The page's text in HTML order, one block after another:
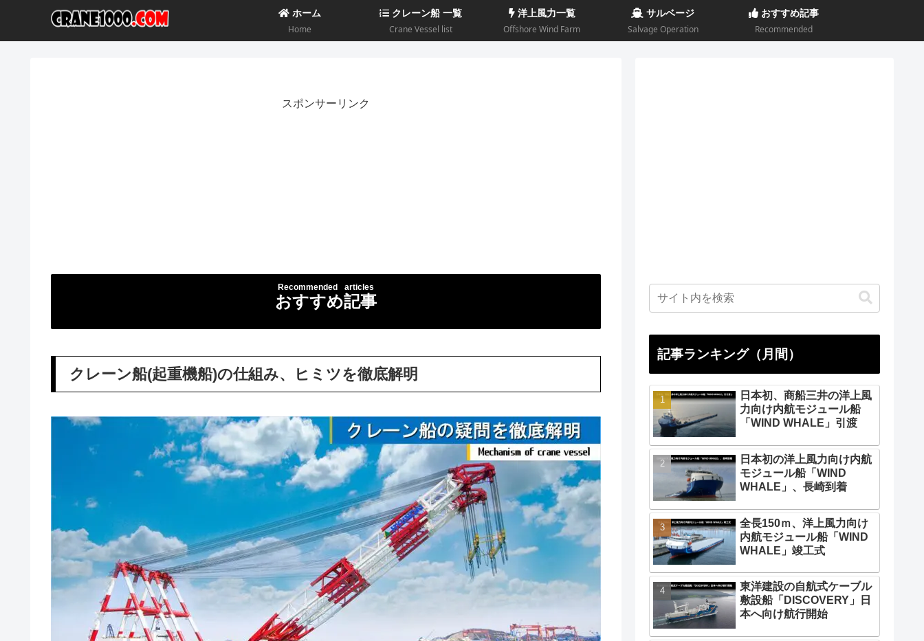
ホーム
Home
クレーン船 一覧
Crane Vessel list
洋上風力一覧
Offshore Wind Farm
サルベージ
Salvage Operation
おすすめ記事
Recommended
スポンサーリンク
おすすめ記事
Recommended articles
クレーン船(起重機船)の仕組み、ヒミツを徹底解明
記事ランキング（月間）
日本初、商船三井の洋上風
力向け内航モジュール船
「WIND WHALE」引渡
日本初の洋上風力向け内航
モジュール船「WIND
WHALE」、長崎到着
全長150ｍ、洋上風力向け
内航モジュール船「WIND
WHALE」竣工式
東洋建設の自航式ケーブル
敷設船「DISCOVERY」日
本へ向け航行開始